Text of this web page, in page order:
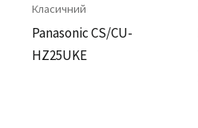
Класичний
Panasonic CS/CU-
HZ25UKE